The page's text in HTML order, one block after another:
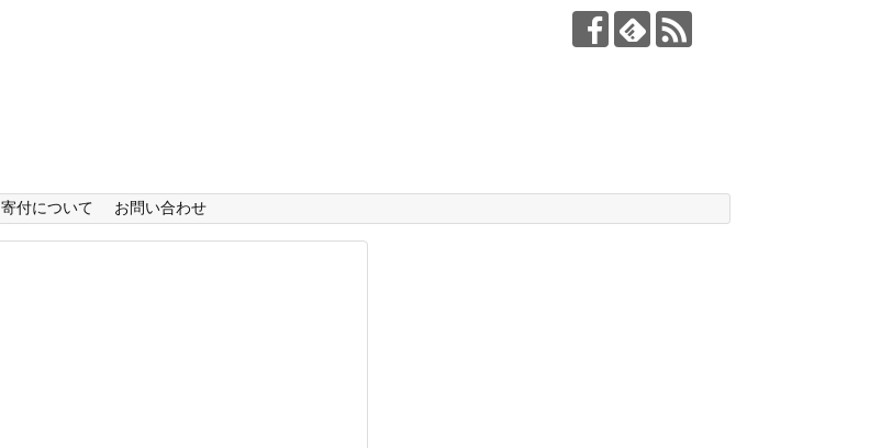
寄付について お問い合わせ